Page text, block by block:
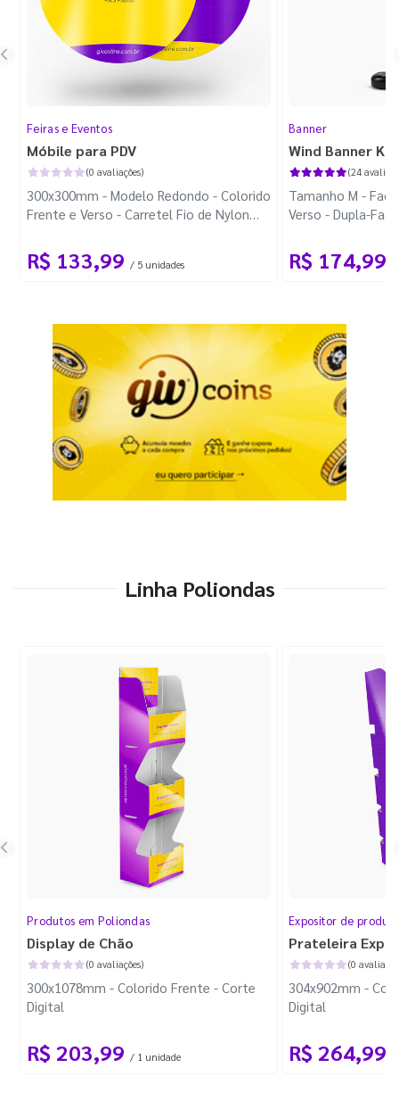
Feiras e Eventos
Móbile para PDV
(0 avaliações)
300x300mm - Modelo Redondo - Colorido
Frente e Verso - Carretel Fio de Nylon
R$ 133,99 / 5 unidades
Banner
Wind Banner
(24
Tamanho M -
Verso - Dupla-
R$ 174,99
Linha Poliondas
Produtos em Poliondas
Display de Chão
(0 avaliações)
300x1078mm - Colorido Frente - Corte
Digital
R$ 203,99 / 1 unidade
Expositor de
Prateleira
(0
304x902mm -
Digital
R$ 264,99